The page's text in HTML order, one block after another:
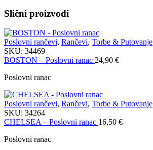
Slični proizvodi
Poslovni rančevi, Rančevi, Torbe & Putovanje
SKU: 34469
BOSTON – Poslovni ranac 24,90 €
Poslovni ranac
Poslovni rančevi, Rančevi, Torbe & Putovanje
SKU: 34264
CHELSEA – Poslovni ranac 16,50 €
Poslovni ranac